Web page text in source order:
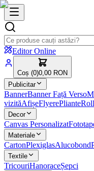
Editor Online
Coș (0)0,00 RON
Publicitar
BannerBanner Față Verso
vizităAfișeFlyerePliante
Decor
Canvas Personalizat
Materiale
CartonPlexiglasAlucobond
Textile
TricouriHanoraceȘepci